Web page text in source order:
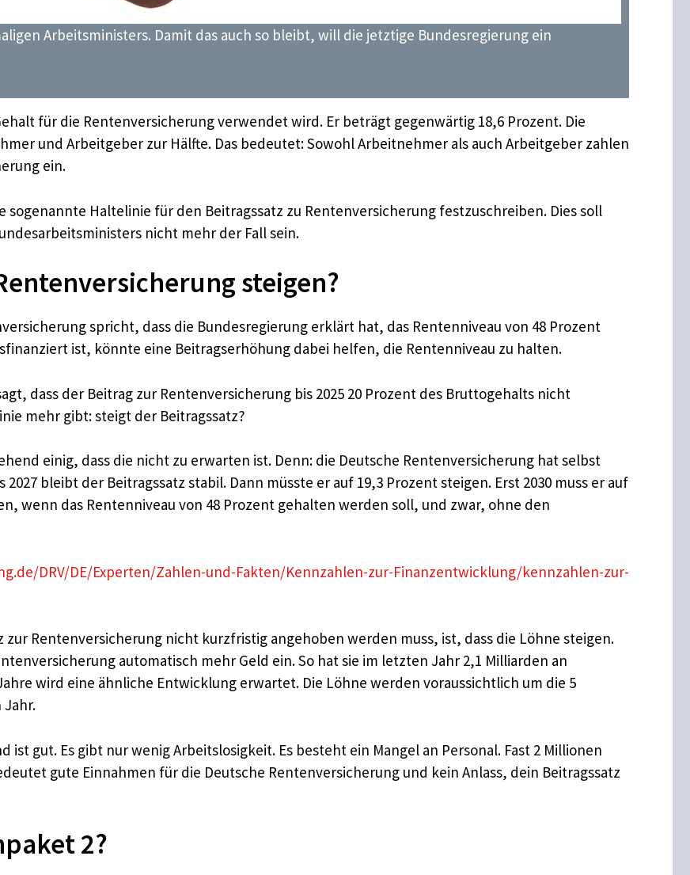
Arbeitsministers. Damit das auch so bleibt, will die jetztige Bundesregierung ein
für die Rentenversicherung verwendet wird. Er beträgt gegenwärtig 18,6 Prozent. Die
und Arbeitgeber zur Hälfte. Das bedeutet: Sowohl Arbeitnehmer als auch Arbeitgeber zahlen
ein.
Haltelinie für den Beitragssatz zu Rentenversicherung festzuschreiben. Dies soll
nicht mehr der Fall sein.
steigen?
spricht, dass die Bundesregierung erklärt hat, das Rentenniveau von 48 Prozent
ist, könnte eine Beitragserhöhung dabei helfen, die Rentenniveau zu halten.
dass der Beitrag zur Rentenversicherung bis 2025 20 Prozent des Bruttogehalts nicht
mehr gibt: steigt der Beitragssatz?
einig, dass die nicht zu erwarten ist. Denn: die Deutsche Rentenversicherung hat selbst
bleibt der Beitragssatz stabil. Dann müsste er auf 19,3 Prozent steigen. Erst 2030 muss er auf
wenn das Rentenniveau von 48 Prozent gehalten werden soll, und zwar, ohne den
DRV/DE/Experten/Zahlen-und-Fakten/Kennzahlen-zur-Finanzentwicklung/kennzahlen-zur-
zur Rentenversicherung nicht kurzfristig angehoben werden muss, ist, dass die Löhne steigen.
automatisch mehr Geld ein. So hat sie im letzten Jahr 2,1 Milliarden an
wird eine ähnliche Entwicklung erwartet. Die Löhne werden voraussichtlich um die 5
ist gut. Es gibt nur wenig Arbeitslosigkeit. Es besteht ein Mangel an Personal. Fast 2 Millionen
gute Einnahmen für die Deutsche Rentenversicherung und kein Anlass, dein Beitragssatz
2?